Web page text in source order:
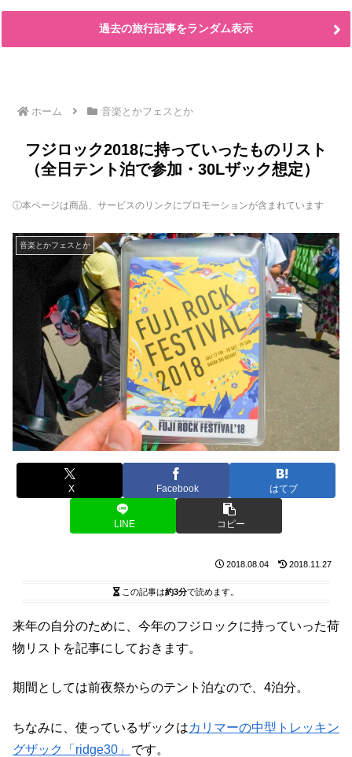
過去の旅行記事をランダム表示
ホーム 音楽とかフェスとか
フジロック2018に持っていったものリスト
（全日テント泊で参加・30Lザック想定）
ⓘ本ページは商品、サービスのリンクにプロモーションが含まれています
音楽とかフェスとか
X Facebook はてブ
LINE コピー
2018.08.04 2018.11.27
この記事は約3分で読めます。
来年の自分のために、今年のフジロックに持っていった荷
物リストを記事にしておきます。
期間としては前夜祭からのテント泊なので、4泊分。
ちなみに、使っているザックはカリマーの中型トレッキン
グザック「ridge30」
です。